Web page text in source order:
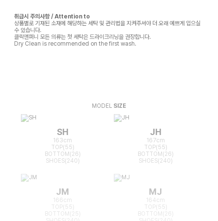
취급시 주의사항 / Attention to
상품별로 기재된 소재에 해당하는 세탁 및 관리법을 지켜주셔야 더 오래 예쁘게 입으실
수 있습니다.
클릭앤퍼니 모든 의류는 첫 세탁은 드라이크리닝을 권장합니다.
Dry Clean is recommended on the first wash.
MODEL SIZE
SH
163cm
TOP(55)
BOTTOM(26)
SHOES(240)
JH
167cm
TOP(55)
BOTTOM(26)
SHOES(240)
JM
166cm
TOP(55)
BOTTOM(25)
MJ
164cm
TOP(55)
BOTTOM(26)